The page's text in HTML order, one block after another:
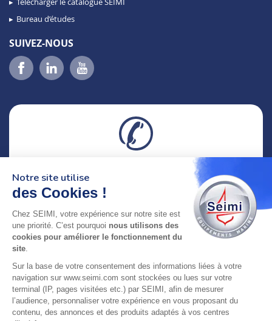
Bureau d’études
SUIVEZ-NOUS
8h-12h30 & 13h30-18h
adresse : 75 Rue Amiral Troude,
29200 Brest FRANCE
SEIMI, UNE ENTREPRISE CERTIFIÉE, ENGAGÉE ET
LABELLISÉE
Notre site utilise
des Cookies !
Chez SEIMI, votre expérience sur notre site est
une priorité. C’est pourquoi nous utilisons des
cookies pour améliorer le fonctionnement du
site.
Sur la base de votre consentement des informations liées à votre
navigation sur www.seimi.com sont stockées ou lues sur votre
terminal (IP, pages visitées etc.) par SEIMI, afin de mesurer
l’audience, personnaliser votre expérience en vous proposant du
contenu, des annonces et des produits adaptés à vos centres